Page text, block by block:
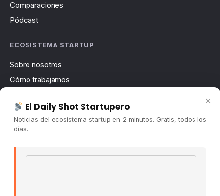
Comparaciones
Pódcast
ECOSISTEMA STARTUP
Sobre nosotros
Cómo trabajamos
Contacto
Publicidad
×
El Daily Shot Startupero
Noticias del ecosistema startup en 2 minutos. Gratis, todos los
días.